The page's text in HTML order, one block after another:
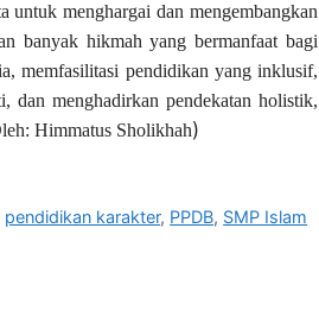
menghargai dan mengembangkan
banyak hikmah yang bermanfaat bagi
memfasilitasi pendidikan yang inklusif,
dan menghadirkan pendekatan holistik,
Himmatus Sholikhah)
pendidikan karakter, PPDB, SMP Islam